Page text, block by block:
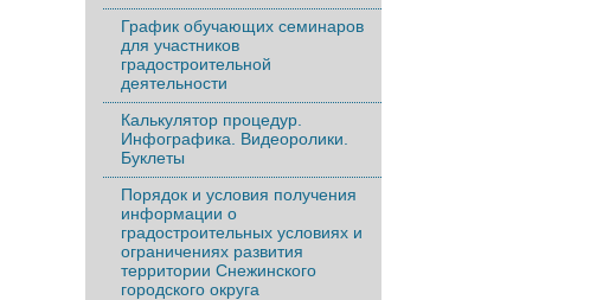
График обучающих семинаров
для участников
градостроительной
деятельности
Калькулятор процедур.
Инфографика. Видеоролики.
Буклеты
Порядок и условия получения
информации о
градостроительных условиях и
ограничениях развития
территории Снежинского
городского округа